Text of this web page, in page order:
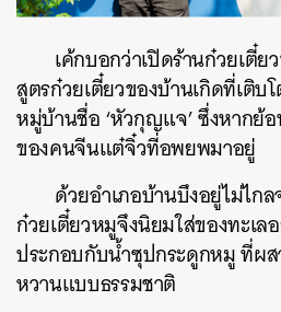
เค้กบอกว่าเปิดร้านก๋วยเตี๋ย
สูตรก๋วยเตี๋ยวของบ้านเกิดที่เติบ
หมู่บ้านชื่อ ‘หัวกุญแจ’ ซึ่งหากย้อ
ของคนจีนแต๋จิ๋วที่อพยพมาอยู่
ด้วยอำเภอบ้านบึงอยู่ไม่ไกล
ก๋วยเตี๋ยวหมูจึงนิยมใส่ของทะเ
ประกอบกับน้ำซุปกระดูกหมู ที่ผ
หวานแบบธรรมชาติ